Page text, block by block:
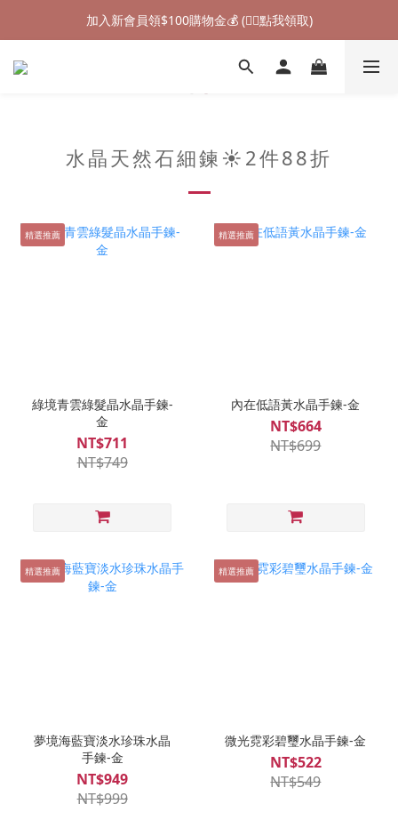
加入新會員領$100購物金💰 (👉🏻點我領取)
七夕情人節禮物❤85折起 (👉🏻點我探索)
加入新會員領$100購物金💰 (👉🏻點我領取)
水晶天然石細鍊☀️2件88折
精選推薦
綠境青雲綠髮晶水晶手鍊-
金
NT$711
NT$749
精選推薦
內在低語黃水晶手鍊-金
NT$664
NT$699
精選推薦
夢境海藍寶淡水珍珠水晶
手鍊-金
NT$949
NT$999
精選推薦
微光霓彩碧璽水晶手鍊-金
NT$522
NT$549